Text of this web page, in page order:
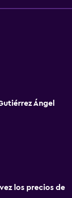
Ángel
los precios de